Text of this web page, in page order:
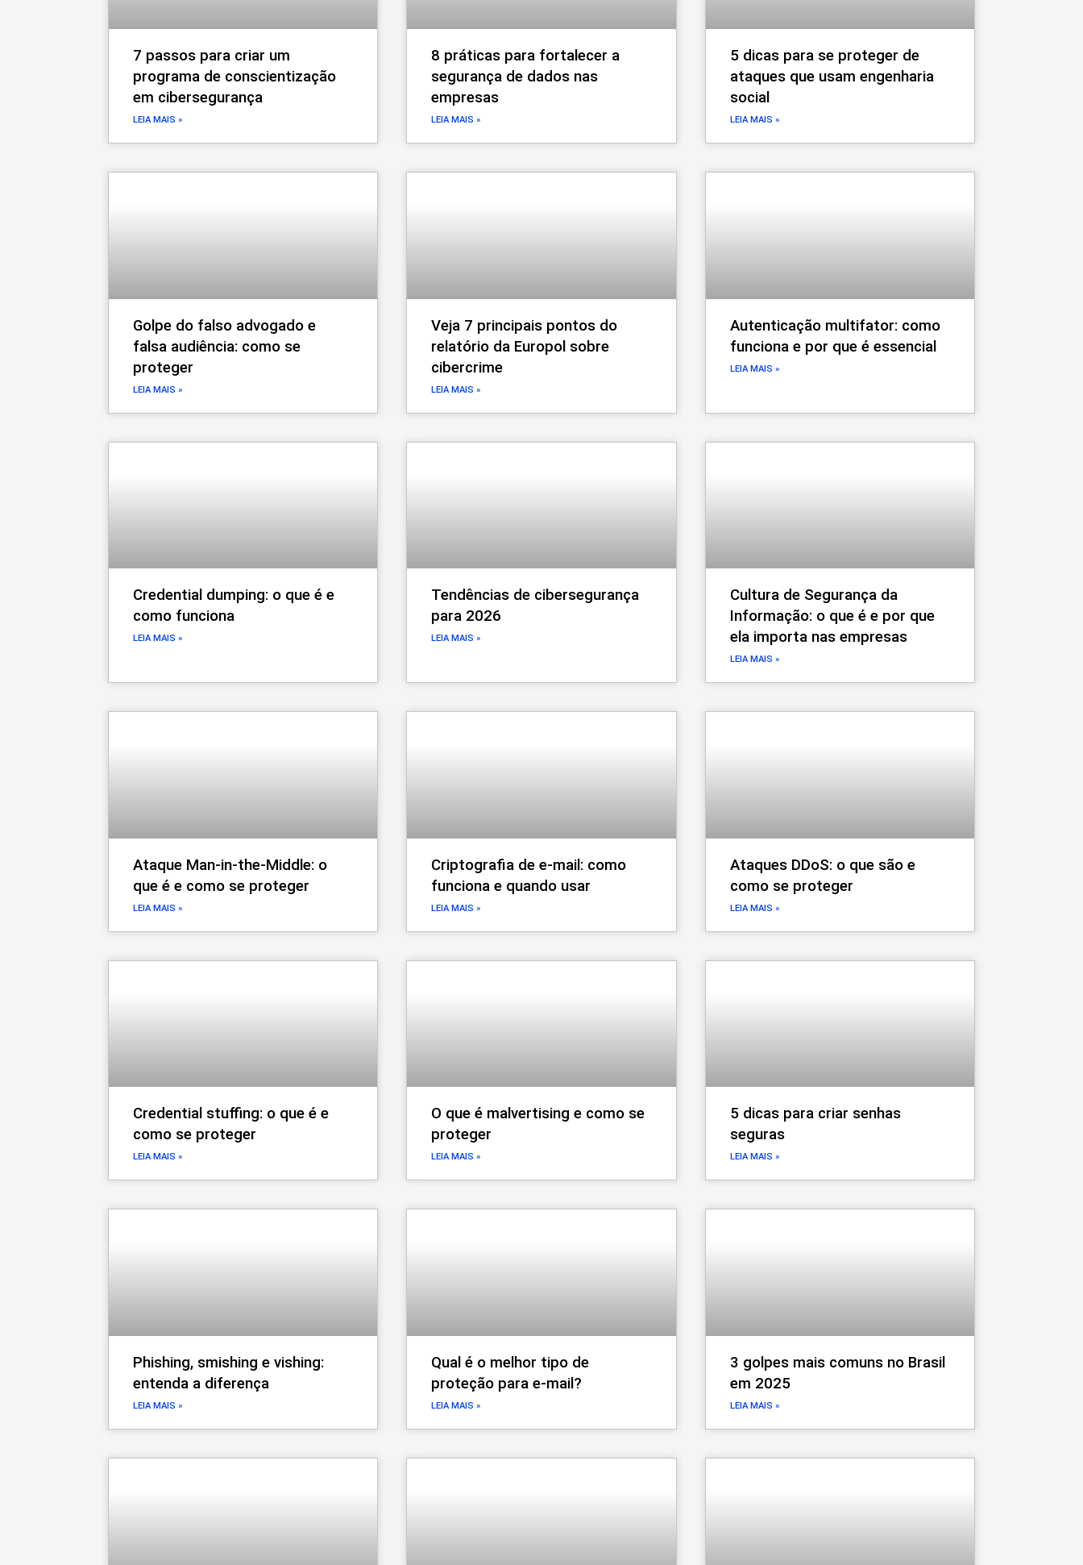
7 passos para criar um
programa de conscientização
em cibersegurança
LEIA MAIS »
8 práticas para fortalecer a
segurança de dados nas
empresas
LEIA MAIS »
5 dicas para se proteger de
ataques que usam engenharia
social
LEIA MAIS »
Golpe do falso advogado e
falsa audiência: como se
proteger
LEIA MAIS »
Veja 7 principais pontos do
relatório da Europol sobre
cibercrime
LEIA MAIS »
Autenticação multifator: como
funciona e por que é essencial
LEIA MAIS »
Credential dumping: o que é e
como funciona
LEIA MAIS »
Tendências de cibersegurança
para 2026
LEIA MAIS »
Cultura de Segurança da
Informação: o que é e por que
ela importa nas empresas
LEIA MAIS »
Ataque Man-in-the-Middle: o
que é e como se proteger
LEIA MAIS »
Criptografia de e-mail: como
funciona e quando usar
LEIA MAIS »
Ataques DDoS: o que são e
como se proteger
LEIA MAIS »
Credential stuffing: o que é e
como se proteger
LEIA MAIS »
O que é malvertising e como se
proteger
LEIA MAIS »
5 dicas para criar senhas
seguras
LEIA MAIS »
Phishing, smishing e vishing:
entenda a diferença
LEIA MAIS »
Qual é o melhor tipo de
proteção para e-mail?
LEIA MAIS »
3 golpes mais comuns no Brasil
em 2025
LEIA MAIS »